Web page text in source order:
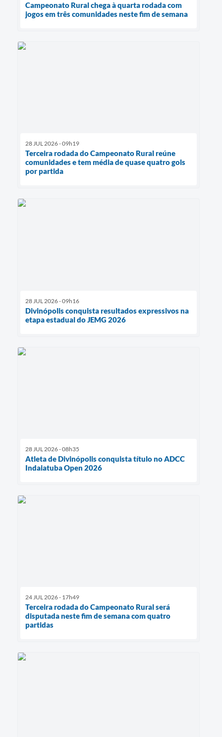
Campeonato Rural chega à quarta rodada com
jogos em três comunidades neste fim de semana
28 JUL 2026 - 09h19
Terceira rodada do Campeonato Rural reúne
comunidades e tem média de quase quatro gols
por partida
28 JUL 2026 - 09h16
Divinópolis conquista resultados expressivos na
etapa estadual do JEMG 2026
28 JUL 2026 - 08h35
Atleta de Divinópolis conquista título no ADCC
Indaiatuba Open 2026
24 JUL 2026 - 17h49
Terceira rodada do Campeonato Rural será
disputada neste fim de semana com quatro
partidas